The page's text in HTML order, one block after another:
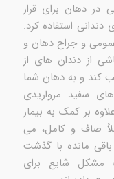
در دهان برای قرار
استفاده کرد.
و جراح دهان و
از دندان های از
کند و به دهان شما
سفید مرواریدی
بر کمک به بیمار
صاف و کامل، می
باقی مانده با گذشت
مشکل شایع برای